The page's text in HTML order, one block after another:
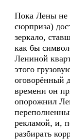
Пока Лены не
сюрприза)
зеркало,
как бы
Лениной
этого
оговорённый
времени он
опорожнил
рекламой, и,
разбирать